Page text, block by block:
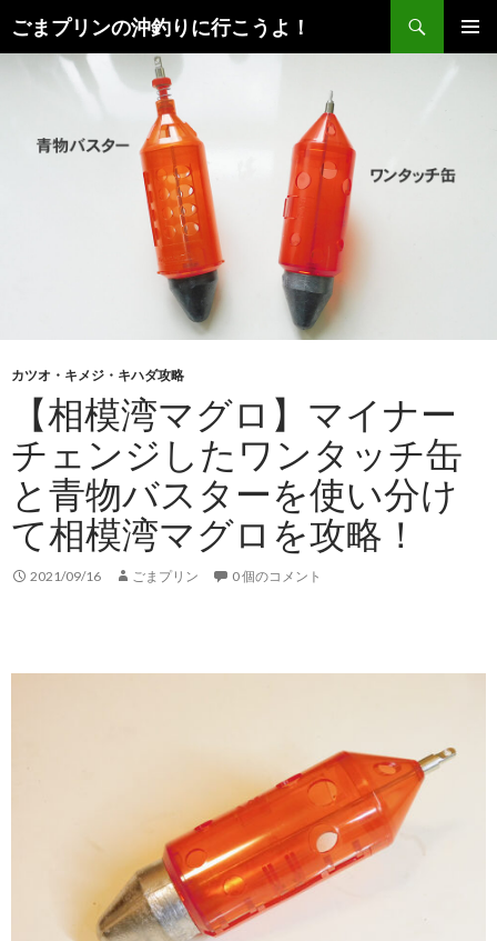
ごまプリンの沖釣りに行こうよ！
索
カツオ・キメジ・キハダ攻略
【相模湾マグロ】マイナー
チェンジしたワンタッチ缶
と青物バスターを使い分け
て相模湾マグロを攻略！
2021/09/16 ごまプリン 0 個のコメント